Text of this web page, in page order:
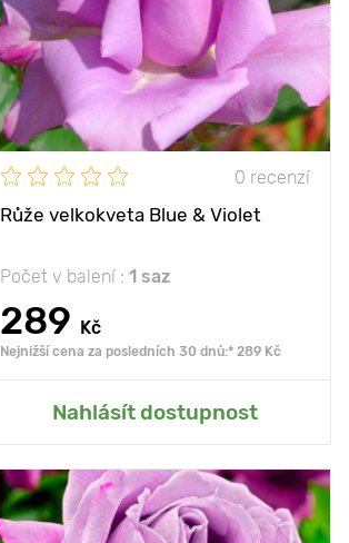
0 recenzí
Růže velkokveta Blue & Violet
Počet v balení : 1 saz
289 Kč
Nejnižší cena za posledních 30 dnů:* 289 Kč
Nahlásít dostupnost
Vzdálenost mezi
rostlinami
50 - 100 cm
Poloha slunce
Mrazuvzdornost mrazuvzdorný
Přidat do mé zahrady
Vlastnosti
působivá odrůda,
jedinečné zbarvení